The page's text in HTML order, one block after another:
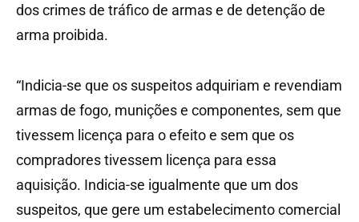
dos crimes de tráfico de armas e de detenção de
arma proibida.
“Indicia-se que os suspeitos adquiriam e revendiam
armas de fogo, munições e componentes, sem que
tivessem licença para o efeito e sem que os
compradores tivessem licença para essa
aquisição. Indicia-se igualmente que um dos
suspeitos, que gere um estabelecimento comercial